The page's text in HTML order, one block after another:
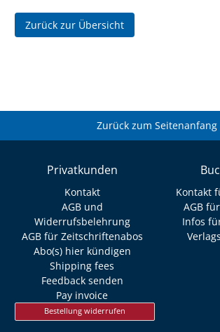
Zurück zur Übersicht
Zurück zum Seitenanfang
Privatkunden
Kontakt
AGB und
Widerrufsbelehrung
AGB für Zeitschriftenabos
Abo(s) hier kündigen
Shipping fees
Feedback senden
Pay invoice
Bestellung widerrufen
Kontakt
AGB
Infos